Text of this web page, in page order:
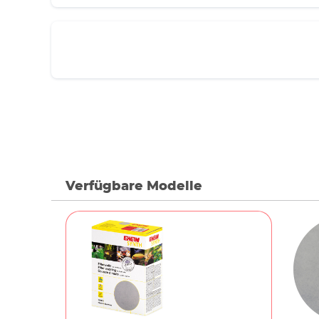
Verfügbare Modelle